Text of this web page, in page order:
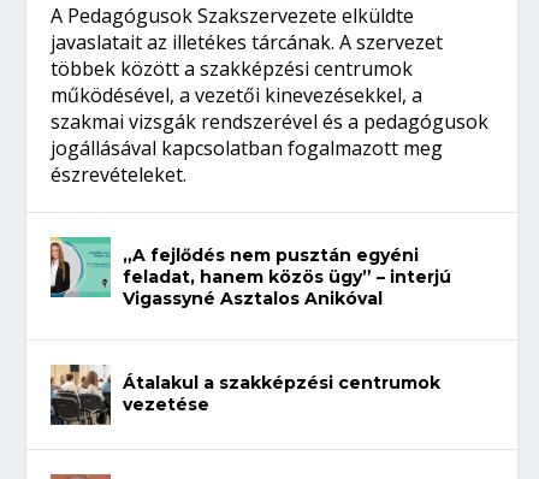
A Pedagógusok Szakszervezete elküldte
javaslatait az illetékes tárcának. A szervezet
többek között a szakképzési centrumok
működésével, a vezetői kinevezésekkel, a
szakmai vizsgák rendszerével és a pedagógusok
jogállásával kapcsolatban fogalmazott meg
észrevételeket.
„A fejlődés nem pusztán egyéni
feladat, hanem közös ügy” – interjú
Vigassyné Asztalos Anikóval
Átalakul a szakképzési centrumok
vezetése